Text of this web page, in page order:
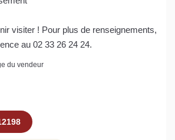
visiter ! Pour plus de renseignements,
au 02 33 26 24 24.
du vendeur